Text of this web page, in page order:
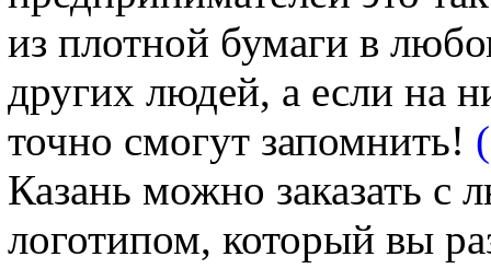
из плотной бумаги в
других людей, а если на
точно смогут запомнить!
Казань можно заказать
логотипом, который вы